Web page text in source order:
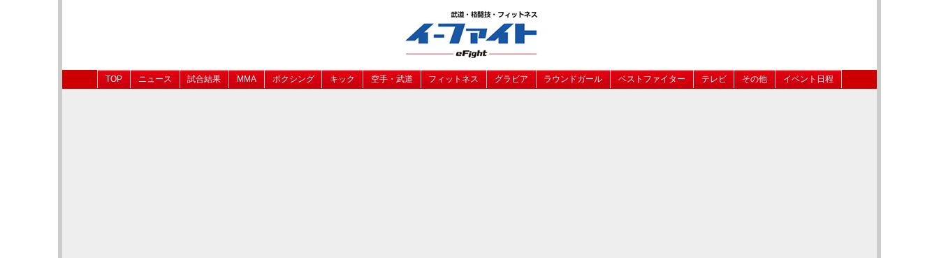
TOP ニュース 試合結果 MMA ボクシング キック 空手・武道 フィットネス グラビア ラウンドガール ベストファイター テレビ その他 イベント日程